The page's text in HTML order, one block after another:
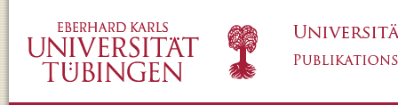
Patienten mit Bruch der langen